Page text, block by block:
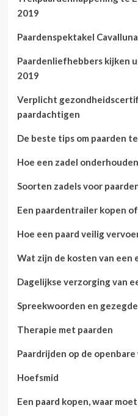
2019
Paardenspektakel
Paardenliefhebbers kijken
2019
Verplicht
paardachtigen
De beste tips om paarden
Hoe een zadel onderhouden
Soorten zadels voor
Een paardentrailer kopen
Hoe een paard veilig
Wat zijn de kosten van een
Dagelijkse verzorging van
Spreekwoorden en
Therapie met paarden
Paardrijden op de openbare
Hoefsmid
Een paard kopen, waar